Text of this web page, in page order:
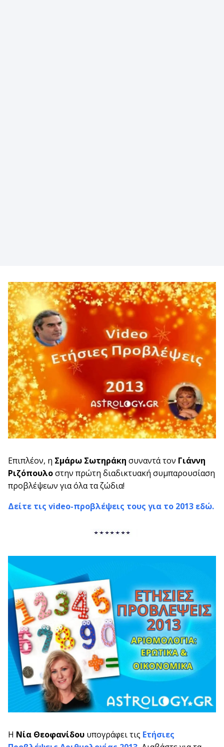
Επιπλέον, η Σμάρω Σωτηράκη συναντά τον Γιάννη
Ριζόπουλοστην πρώτη διαδικτυακή συμπαρουσίαση
προβλέψεων για όλα τα ζώδια!
Δείτε τις video-προβλέψεις τους για το 2013 εδώ.
Η Νία Θεοφανίδου υπογράφει τις Ετήσιες